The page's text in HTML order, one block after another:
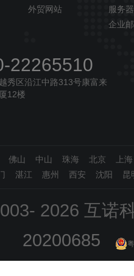
外贸网站
服务器
企业
22265510
秀区沿江中路313号康富来
12楼
莞 佛山 中山 珠海 北京
湛江 惠州 西安 沈阳
2026 互诺
20200685